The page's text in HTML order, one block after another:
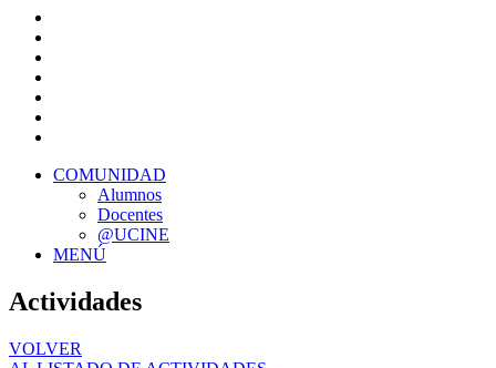
COMUNIDAD
Alumnos
Docentes
@UCINE
MENÚ
Actividades
VOLVER